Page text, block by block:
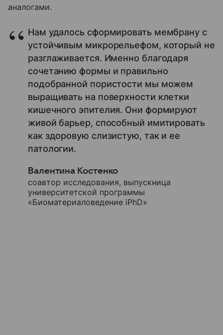
аналогами.
Нам удалось сформировать мембрану с
устойчивым микрорельефом, который не
разглаживается. Именно благодаря
сочетанию формы и правильно
подобранной пористости мы можем
выращивать на поверхности клетки
кишечного эпителия. Они формируют
живой барьер, способный имитировать
как здоровую слизистую, так и ее
патологии.
Валентина Костенко
соавтор исследования, выпускница
университетской программы
«Биоматериаловедение iPhD»